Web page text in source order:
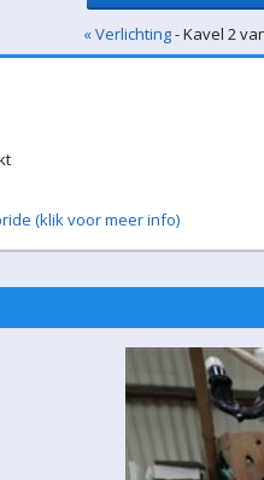
« Verlichting- Kavel 2
(klik voor meer info)